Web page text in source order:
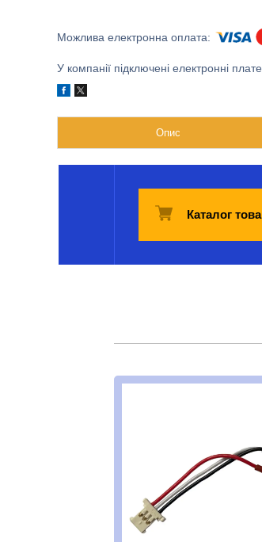
У компанії підключені електронні
Опис
Каталог